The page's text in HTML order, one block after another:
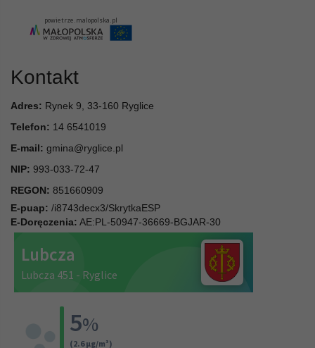
Kontakt
Adres: Rynek 9, 33-160 Ryglice
Telefon: 14 6541019
E-mail: gmina@ryglice.pl
NIP: 993-033-72-47
REGON: 851660909
E-puap: /i8743decx3/SkrytkaESP
E-Doręczenia: AE:PL-50947-36669-BGJAR-30